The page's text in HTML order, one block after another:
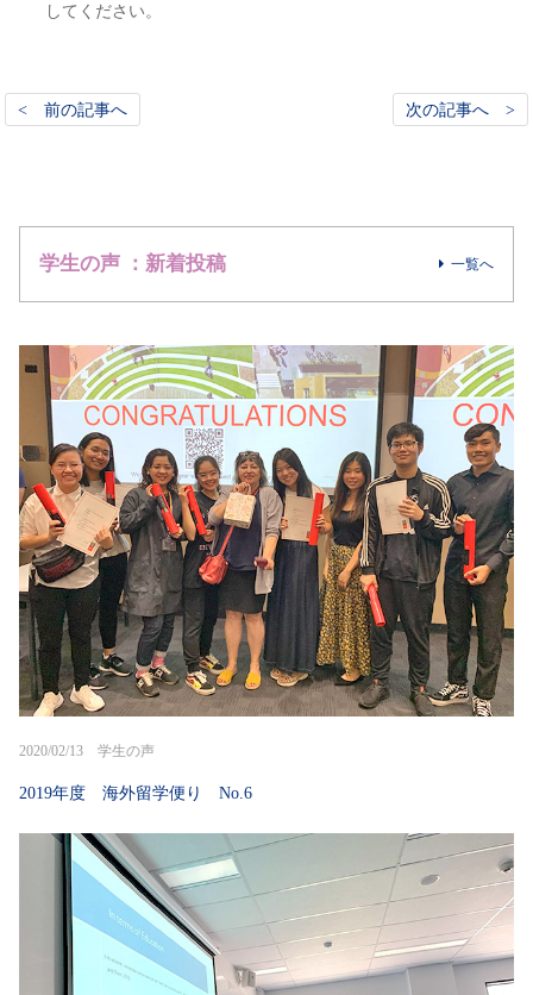
してください。
< 前の記事へ 次の記事へ >
学生の声 ：新着投稿 一覧へ
2020/02/13 学生の声
2019年度 海外留学便り No.6